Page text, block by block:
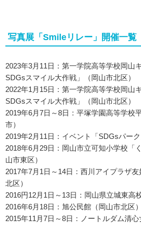
写真展「Smileリレー」開催一覧
2023年3月11日：第一学院高等学校岡山
SDGsスマイル大作戦」（岡山市北区）
2022年1月15日：第一学院高等学校岡山
SDGsスマイル大作戦」（岡山市北区）
2019年6月7日～8日：平塚学園高等学校
市）
2019年2月11日：イベント「SDGsパーク
2018年6月29日：岡山市立可知小学校「
山市東区）
2017年7月1日～14日：西川アイプラザ
北区）
2016円12月1日～13日：岡山県立城東高
2016年6月18日：旭公民館（岡山市北区）
2015年11月7日～8日：ノートルダム清